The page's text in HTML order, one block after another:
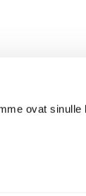
ovat sinulle